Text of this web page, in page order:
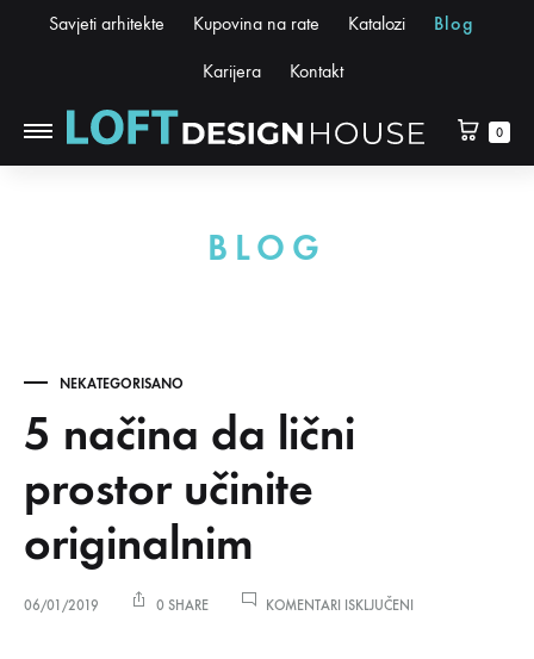
Savjeti arhitekte Kupovina na rate Katalozi Blog
Karijera Kontakt
0
BLOG
NEKATEGORISANO
5 načina da lični
prostor učinite
originalnim
06/01/2019 0 SHARE KOMENTARI ISKLJUČENI